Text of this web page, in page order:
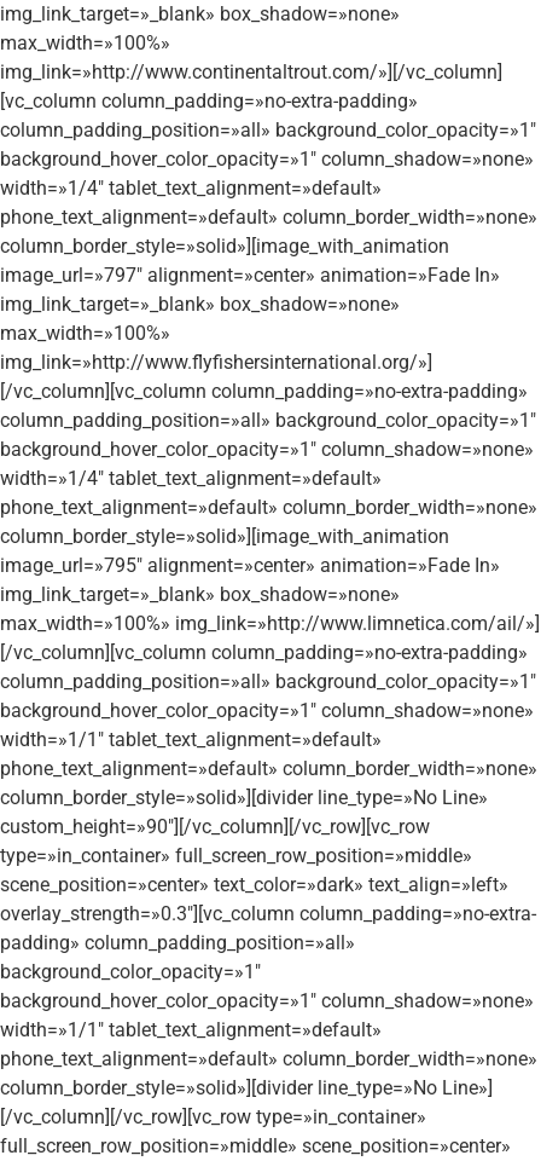
img_link_target=»_blank» box_shadow=»none»
max_width=»100%»
img_link=»http://www.continentaltrout.com/»][/vc_column]
[vc_column column_padding=»no-extra-padding»
column_padding_position=»all» background_color_opacity=»1″
background_hover_color_opacity=»1″ column_shadow=»none»
width=»1/4″ tablet_text_alignment=»default»
phone_text_alignment=»default» column_border_width=»none»
column_border_style=»solid»][image_with_animation
image_url=»797″ alignment=»center» animation=»Fade In»
img_link_target=»_blank» box_shadow=»none»
max_width=»100%»
img_link=»http://www.flyfishersinternational.org/»]
[/vc_column][vc_column column_padding=»no-extra-padding»
column_padding_position=»all» background_color_opacity=»1″
background_hover_color_opacity=»1″ column_shadow=»none»
width=»1/4″ tablet_text_alignment=»default»
phone_text_alignment=»default» column_border_width=»none»
column_border_style=»solid»][image_with_animation
image_url=»795″ alignment=»center» animation=»Fade In»
img_link_target=»_blank» box_shadow=»none»
max_width=»100%» img_link=»http://www.limnetica.com/ail/»]
[/vc_column][vc_column column_padding=»no-extra-padding»
column_padding_position=»all» background_color_opacity=»1″
background_hover_color_opacity=»1″ column_shadow=»none»
width=»1/1″ tablet_text_alignment=»default»
phone_text_alignment=»default» column_border_width=»none»
column_border_style=»solid»][divider line_type=»No Line»
custom_height=»90″][/vc_column][/vc_row][vc_row
type=»in_container» full_screen_row_position=»middle»
scene_position=»center» text_color=»dark» text_align=»left»
overlay_strength=»0.3″][vc_column column_padding=»no-extra-
padding» column_padding_position=»all»
background_color_opacity=»1″
background_hover_color_opacity=»1″ column_shadow=»none»
width=»1/1″ tablet_text_alignment=»default»
phone_text_alignment=»default» column_border_width=»none»
column_border_style=»solid»][divider line_type=»No Line»]
[/vc_column][/vc_row][vc_row type=»in_container»
full_screen_row_position=»middle» scene_position=»center»